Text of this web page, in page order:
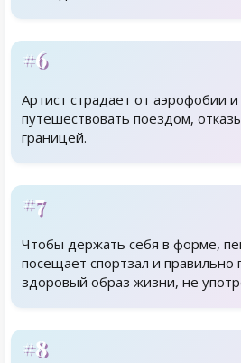
#6
Артист страдает от аэрофобии
путешествовать поездом,
границей.
#7
Чтобы держать себя в форме,
посещает спортзал и правильно
здоровый образ жизни, не
#8